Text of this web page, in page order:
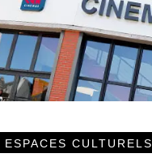
ESPACES CULTURELS